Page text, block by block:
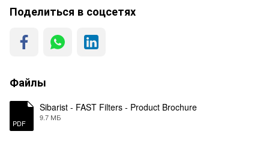
Поделиться в соцсетях
Файлы
PDF
Sibarist - FAST Filters - Product Brochure
9.7 МБ